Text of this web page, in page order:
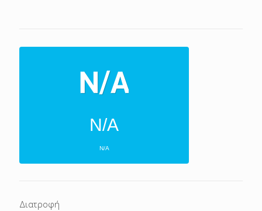
N/A
N/A
Διατροφή